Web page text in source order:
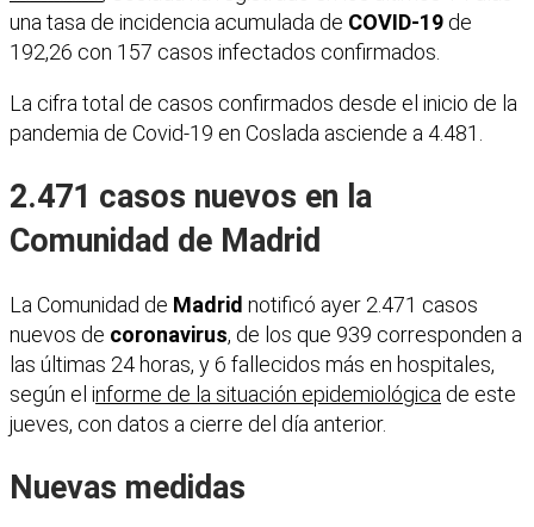
una tasa de incidencia acumulada de COVID-19 de
192,26 con 157 casos infectados confirmados.
La cifra total de casos confirmados desde el inicio de la
pandemia de Covid-19 en Coslada asciende a 4.481.
2.471 casos nuevos en la
Comunidad de Madrid
La Comunidad de Madrid notificó ayer 2.471 casos
nuevos de coronavirus, de los que 939 corresponden a
las últimas 24 horas, y 6 fallecidos más en hospitales,
según el informe de la situación epidemiológica de este
jueves, con datos a cierre del día anterior.
Nuevas medidas